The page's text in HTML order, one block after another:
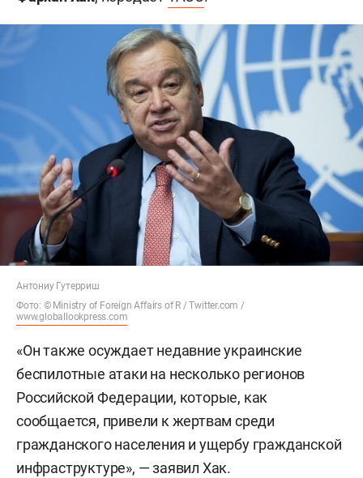
Антониу Гутерриш
Фото: © Ministry of Foreign Affairs of R / Twitter.com /
www.globallookpress.com
«Он также осуждает недавние украинские
беспилотные атаки на несколько регионов
Российской Федерации, которые, как
сообщается, привели к жертвам среди
гражданского населения и ущербу гражданской
инфраструктуре», — заявил Хак.